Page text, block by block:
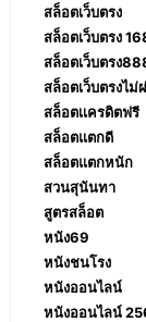
สล็อตเว็บตรง
สล็อตเว็บตรง
สล็อตเว็บตรง
สล็อตเว็บตรงไม่
สล็อตเเครดิตฟรี
สล็อตแตกดี
สล็อตแตกหนัก
สวนสุนันทา
สูตรสล็อต
หนัง69
หนังชนโรง
หนังออนไลน์
หนังออนไลน์